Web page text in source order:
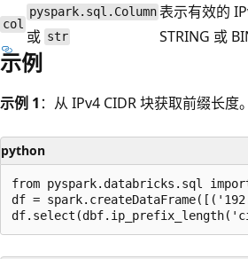
col
pyspark.sql.Column
或 str
表示有效的
STRING 或
示例
示例 1 ：从 IPv4 CIDR 块获取前缀长度。
python
from pyspark.databricks.sql
df =